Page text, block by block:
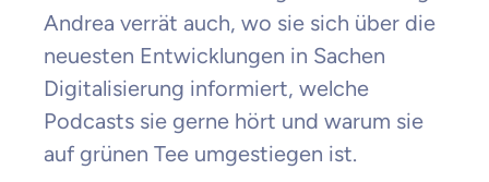
Andrea verrät auch, wo sie sich über die
neuesten Entwicklungen in Sachen
Digitalisierung informiert, welche
Podcasts sie gerne hört und warum sie
auf grünen Tee umgestiegen ist.